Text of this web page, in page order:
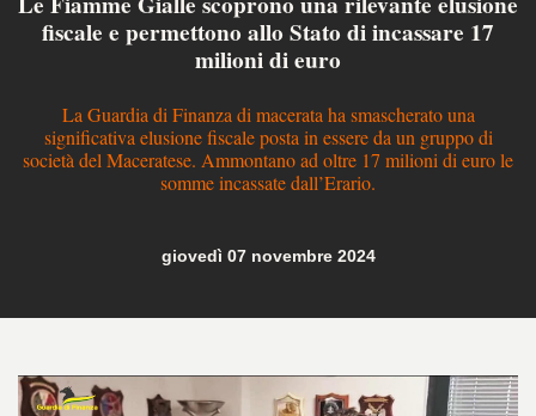
fiscale e permettono allo Stato di incassare 17
milioni di euro
La Guardia di Finanza di macerata ha smascherato una
significativa elusione fiscale posta in essere da un gruppo di
società del Maceratese. Ammontano ad oltre 17 milioni di euro le
somme incassate dall’Erario.
giovedì 07 novembre 2024